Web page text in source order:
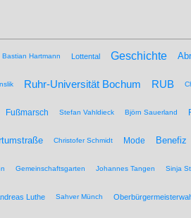
Bastian Hartmann Lottental Geschichte
Ruhr-Universität Bochum RUB
Fußmarsch Stefan Vahldieck Björn Sauerland
Christofer Schmidt Mode Benefiz
Gemeinschaftsgarten Johannes Tangen Sinja
Luthe Sahver Münch